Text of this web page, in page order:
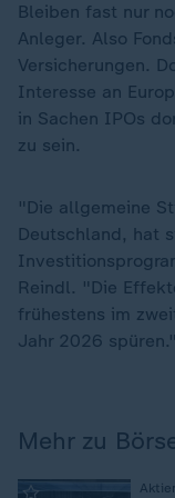
Bleiben fast nur
Anleger. Also
Versicherungen.
Interesse an
in Sachen IPOs
zu sein.
"Die allgemeine
Deutschland, hat
Reindl. "Die
frühestens im
Jahr 2026 spüren."
Mehr zu